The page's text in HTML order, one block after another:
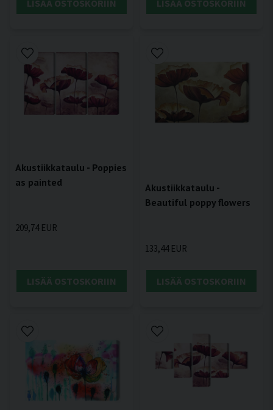
LISÄÄ OSTOSKORIIN LISÄÄ OSTOSKORIIN
Akustiikkataulu - Poppies
as painted
209,74 EUR
LISÄÄ OSTOSKORIIN
Akustiikkataulu -
Beautiful poppy flowers
133,44 EUR
LISÄÄ OSTOSKORIIN